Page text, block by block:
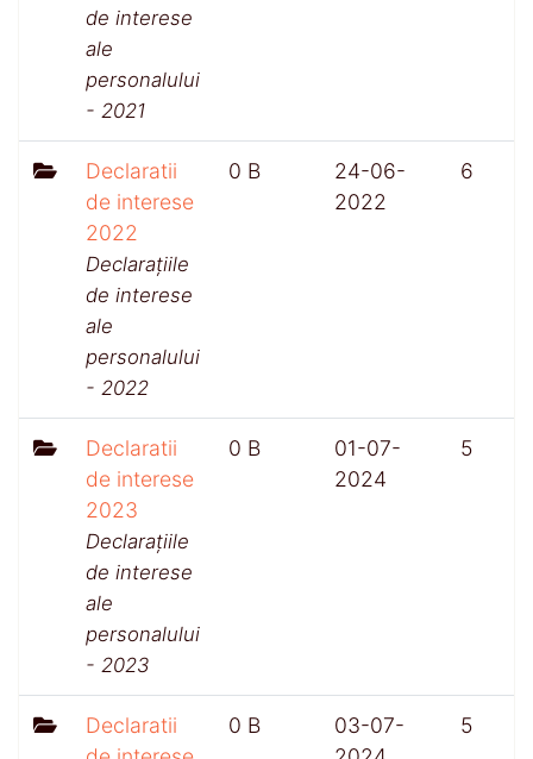
de interese
ale
personalului
- 2021
Declaratii
de interese
2022
Declarațiile
de interese
ale
personalului
- 2022
0 B
24-06-
2022
6
Declaratii
de interese
2023
Declarațiile
de interese
ale
personalului
- 2023
0 B
01-07-
2024
5
Declaratii
0 B
03-07-
5